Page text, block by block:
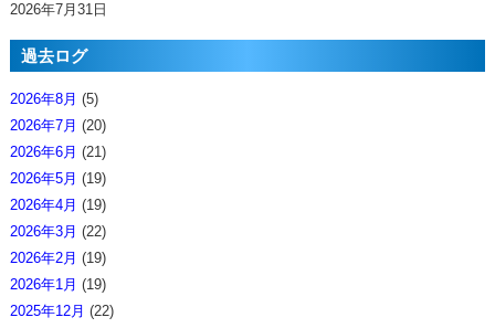
2026年7月31日
過去ログ
2026年8月 (5)
2026年7月 (20)
2026年6月 (21)
2026年5月 (19)
2026年4月 (19)
2026年3月 (22)
2026年2月 (19)
2026年1月 (19)
2025年12月 (22)